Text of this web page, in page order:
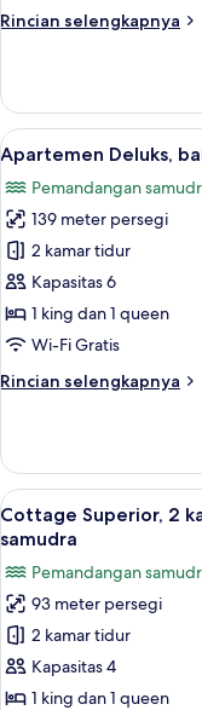
Rincian selengkapnya
Rincian
Apartemen
Superior,
balkon,
pemandangan
samudra
Lihat
semua
foto
untuk
Apartemen
Deluks,
balkon,
pemandangan
17
Apartemen Deluks,
Pemandangan
139 meter persegi
2 kamar tidur
Kapasitas 6
1 king dan 1 queen
Wi-Fi Gratis
Rincian selengkapnya
Rincian
Apartemen
Deluks,
balkon,
pemandangan
Lihat
semua
untuk
Cottage
Superior,
2
kamar
14
Cottage Superior, 2
samudra
Pemandangan
93 meter persegi
2 kamar tidur
Kapasitas 4
1 king dan 1 queen